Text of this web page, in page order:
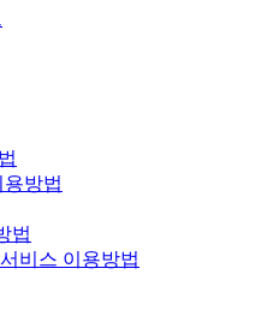
용방법
법
비스 이용방법